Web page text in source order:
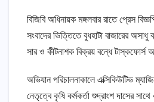
বিজিবি অধিনায়ক মঙ্গলবার রাতে প্রেস
সংবাদের ভিত্তিতে বুধহাটা বাজারের অসাধু
সার ও কীটনাশক বিক্রয় বন্ধে টাস্কফোর্স
অভিযান পরিচালনাকালে এক্সিকিউটিভ
নেতৃত্বে কৃষি কর্মকর্তা শুদ্রাংশ দাসের